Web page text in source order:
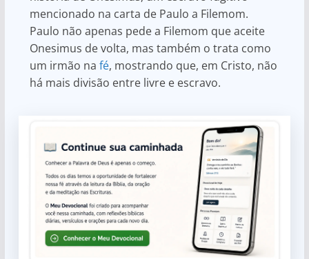
mencionado na carta de Paulo a Filemom.
Paulo não apenas pede a Filemom que aceite
Onesimus de volta, mas também o trata como
um irmão na fé, mostrando que, em Cristo, não
há mais divisão entre livre e escravo.